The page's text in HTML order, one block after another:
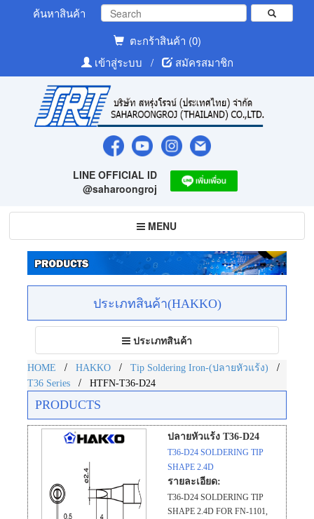
ค้นหาสินค้า
ตะกร้าสินค้า (0)
เข้าสู่ระบบ
/ สมัครสมาชิก
LINE OFFICIAL ID
@saharoongroj
Toggle
navigation
MENU
ประเภทสินค้า(HAKKO)
Toggle
navigation
ประเภทสินค้า
HOME / HAKKO / Tip Soldering Iron-(ปลายหัวแร้ง) /
T36 Series / HTFN-T36-D24
PRODUCTS
ปลายหัวแร้ง T36-D24
T36-D24 SOLDERING TIP
SHAPE 2.4D
รายละเอียด:
T36-D24 SOLDERING TIP
SHAPE 2.4D FOR FN-1101,